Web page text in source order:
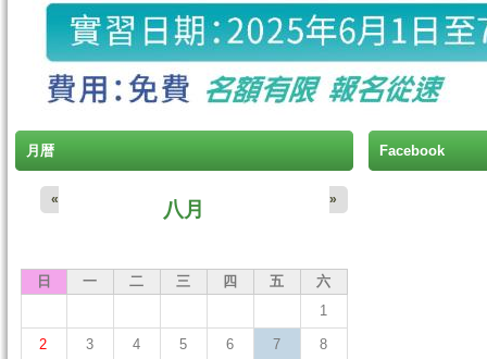
月暦
八月
« »
日 一 二 三 四 五
六
1
2 3 4 5 6 7 8
Facebook